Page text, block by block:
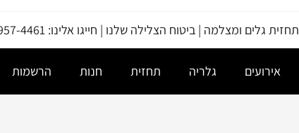
תחזית גלים ומצלמה | ביטוח הצלילה שלנו | חייגו אלינו: 09-957-4461
אירועים גלריה תחזית חנות הרשמות